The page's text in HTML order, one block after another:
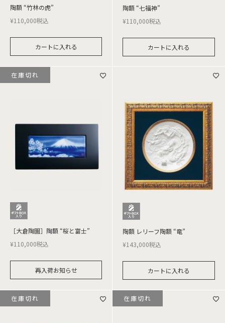
陶額 “竹林の虎”
¥110,000税込
カートに入れる
陶額 “七福神”
¥110,000税込
カートに入れる
［大倉陶園］陶額 “桜と富士”
¥110,000税込
再入荷お知らせ
在庫切れ
陶額 レリーフ陶額 “竜”
¥143,000税込
カートに入れる
在庫切れ 在庫切れ